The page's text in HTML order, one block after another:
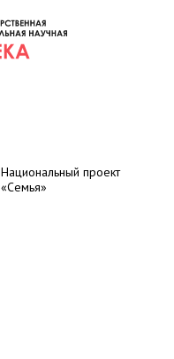
Национальный проект
«Семья»